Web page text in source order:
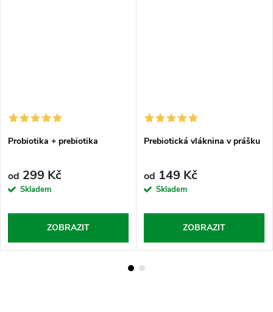
Probiotika + prebiotika
od 299 Kč
Skladem
ZOBRAZIT
Prebiotická vláknina v prášku
od 149 Kč
Skladem
ZOBRAZIT